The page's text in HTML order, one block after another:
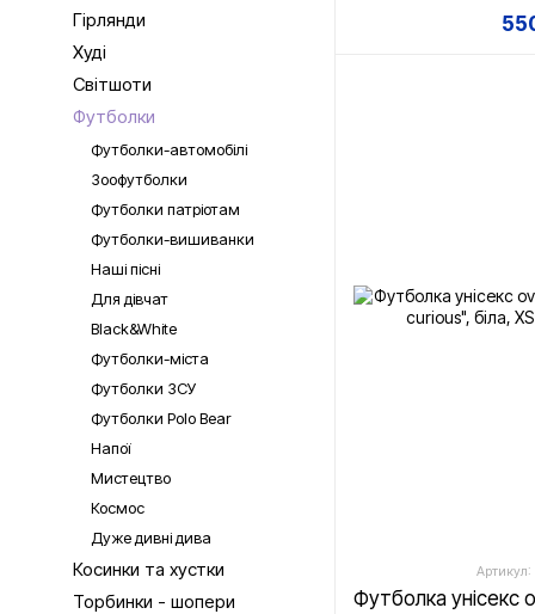
Артикул:
Гірлянди
Худі
Світшоти
Футболки
Футболки-автомобілі
Зоофутболки
Футболки патріотам
Футболки-вишиванки
Наші пісні
Для дівчат
Black&White
Футболки-міста
Футболки ЗСУ
Футболки Polo Bear
Напої
Мистецтво
Космос
Дуже дивні дива
Косинки та хустки
Торбинки - шопери